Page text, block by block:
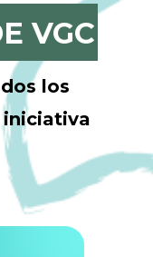
VGC
los
iniciativa